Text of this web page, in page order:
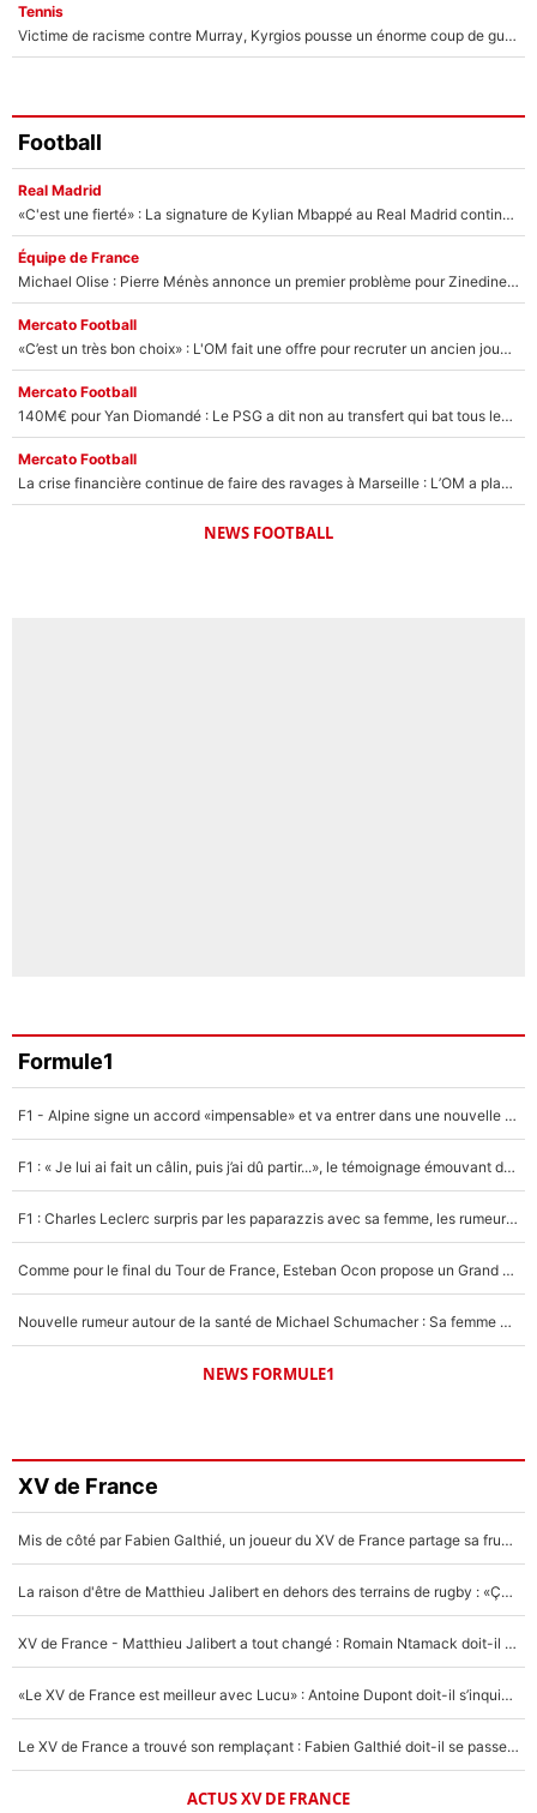
Tennis
Victime de racisme contre Murray, Kyrgios pousse un énorme coup de gueule !
Football
Real Madrid
«C'est une fierté» : La signature de Kylian Mbappé au Real Madrid continue de régaler l'Espagne
Équipe de France
Michael Olise : Pierre Ménès annonce un premier problème pour Zinedine Zidane en équipe de France
Mercato Football
«C’est un très bon choix» : L'OM fait une offre pour recruter un ancien joueur du PSG... et c'est validé dans l'After Foot !
Mercato Football
140M€ pour Yan Diomandé : Le PSG a dit non au transfert qui bat tous les records sur le mercato
Mercato Football
La crise financière continue de faire des ravages à Marseille : L’OM a placé 12 joueurs sur le marché des transferts… et ça pourrait lui rapporter près de 100M€ !
NEWS FOOTBALL
Formule1
F1 - Alpine signe un accord «impensable» et va entrer dans une nouvelle dimension : Grande nouvelle pour Pierre Gasly !
F1 : « Je lui ai fait un câlin, puis j’ai dû partir...», le témoignage émouvant de Max Verstappen sur sa fille
F1 : Charles Leclerc surpris par les paparazzis avec sa femme, les rumeurs étaient vraies !
Comme pour le final du Tour de France, Esteban Ocon propose un Grand Prix de Formule 1 à Paris : «Autour de l’Arc de Triomphe, ce serait génial» !
Nouvelle rumeur autour de la santé de Michael Schumacher : Sa femme Corinna sort du silence
NEWS FORMULE1
XV de France
Mis de côté par Fabien Galthié, un joueur du XV de France partage sa frustration : «ils ne me l’ont pas dit tout de suite»
La raison d'être de Matthieu Jalibert en dehors des terrains de rugby : «Ça m'atteint autant que si tu touches à un membre de ma famille»
XV de France - Matthieu Jalibert a tout changé : Romain Ntamack doit-il s’inquiéter pour sa place à un an de la Coupe du monde ?
«Le XV de France est meilleur avec Lucu» : Antoine Dupont doit-il s’inquiéter pour sa place ?
Le XV de France a trouvé son remplaçant : Fabien Galthié doit-il se passer d'Antoine Dupont ?
ACTUS XV DE FRANCE